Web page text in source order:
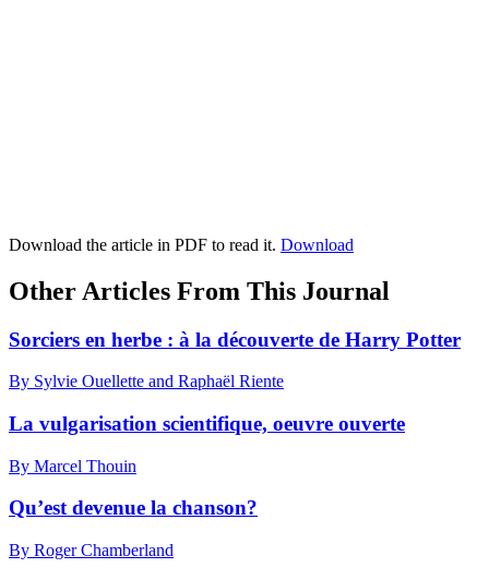
Download the article in PDF to read it. Download
Other Articles From This Journal
Sorciers en herbe : à la découverte de Harry Potter
By Sylvie Ouellette and Raphaël Riente
La vulgarisation scientifique, oeuvre ouverte
By Marcel Thouin
Qu’est devenue la chanson?
By Roger Chamberland